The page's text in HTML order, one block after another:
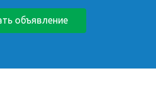
объявление